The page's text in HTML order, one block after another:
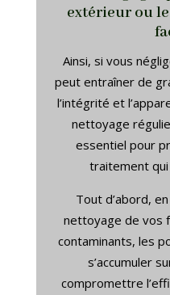
extérieur ou
Ainsi, si vous
peut entraîner de
l’intégrité et
nettoyage
essentiel pour
traitement
Tout d’abord,
nettoyage de vos
contaminants, les
s’accumuler
compromettre